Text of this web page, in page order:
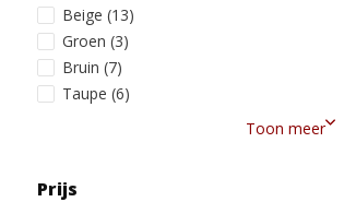
Beige (13)
Groen (3)
Bruin (7)
Taupe (6)
Toon meer
Prijs